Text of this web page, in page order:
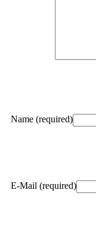
Name (required)
E-Mail (required)